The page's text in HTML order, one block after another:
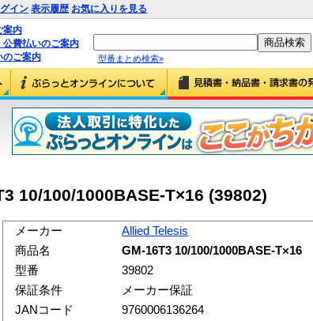
イン 表示履歴 お気に入りを見る
案内
費払いのご案内
のご案内
型番まとめ検索»
10/100/1000BASE-T×16 (39802)
メーカー
Allied Telesis
商品名
GM-16T3 10/100/1000BASE-T×16
型番
39802
保証条件
メーカー保証
JANコード
9760006136264